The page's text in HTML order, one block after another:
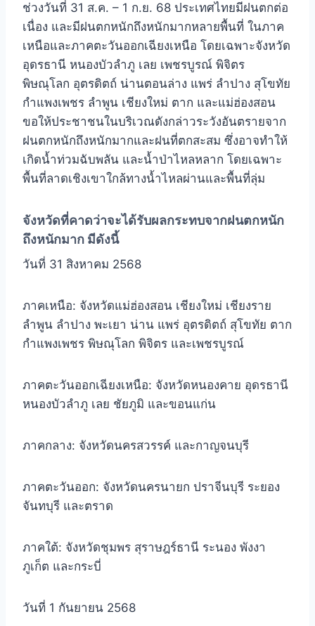
ช่วงวันที่ 31 ส.ค. – 1 ก.ย. 68 ประเทศไทยมีฝนตกต่อ
เนื่อง และมีฝนตกหนักถึงหนักมากหลายพื้นที่ ในภาค
เหนือและภาคตะวันออกเฉียงเหนือ โดยเฉพาะจังหวัด
อุดรธานี หนองบัวลำภู เลย เพชรบูรณ์ พิจิตร
พิษณุโลก อุตรดิตถ์ น่านตอนล่าง แพร่ ลำปาง สุโขทัย
กำแพงเพชร ลำพูน เชียงใหม่ ตาก และแม่ฮ่องสอน
ขอให้ประชาชนในบริเวณดังกล่าวระวังอันตรายจาก
ฝนตกหนักถึงหนักมากและฝนที่ตกสะสม ซึ่งอาจทำให้
เกิดน้ำท่วมฉับพลัน และน้ำป่าไหลหลาก โดยเฉพาะ
พื้นที่ลาดเชิงเขาใกล้ทางน้ำไหลผ่านและพื้นที่ลุ่ม
จังหวัดที่คาดว่าจะได้รับผลกระทบจากฝนตกหนัก
ถึงหนักมาก มีดังนี้
วันที่ 31 สิงหาคม 2568
ภาคเหนือ: จังหวัดแม่ฮ่องสอน เชียงใหม่ เชียงราย
ลำพูน ลำปาง พะเยา น่าน แพร่ อุตรดิตถ์ สุโขทัย ตาก
กำแพงเพชร พิษณุโลก พิจิตร และเพชรบูรณ์
ภาคตะวันออกเฉียงเหนือ: จังหวัดหนองคาย อุดรธานี
หนองบัวลำภู เลย ชัยภูมิ และขอนแก่น
ภาคกลาง: จังหวัดนครสวรรค์ และกาญจนบุรี
ภาคตะวันออก: จังหวัดนครนายก ปราจีนบุรี ระยอง
จันทบุรี และตราด
ภาคใต้: จังหวัดชุมพร สุราษฎร์ธานี ระนอง พังงา
ภูเก็ต และกระบี่
วันที่ 1 กันยายน 2568